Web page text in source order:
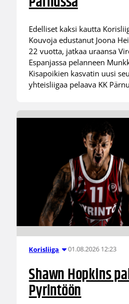
Edelliset kaksi kautta
Kouvoja edustanut Joona
22 vuotta, jatkaa uraansa
Espanjassa pelanneen
Kisapoikien kasvatin uusi
yhteisliigaa pelaava KK
Korisliiga 01.08.2026 12:23
Shawn Hopkins
Pyrintöön